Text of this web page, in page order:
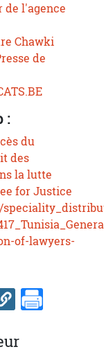
l'agence
Chawki
de
:
du
des
la lutte
for Justice
of-lawyers-